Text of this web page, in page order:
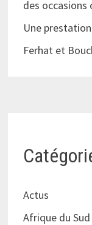
des occasions
Une
Ferhat et
Actus
Afrique du Sud